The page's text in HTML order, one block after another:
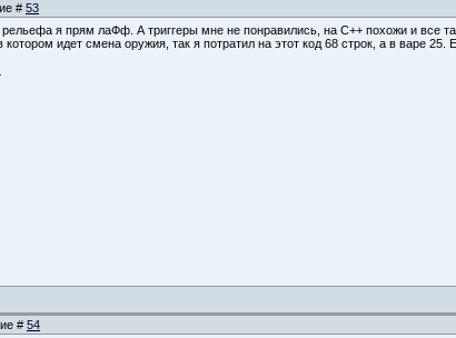
# 53
я прям лаФф. А триггеры мне не понравились, на C++ похожи и все
идет смена оружия, так я потратил на этот код 68 строк, а в варе 25.
# 54